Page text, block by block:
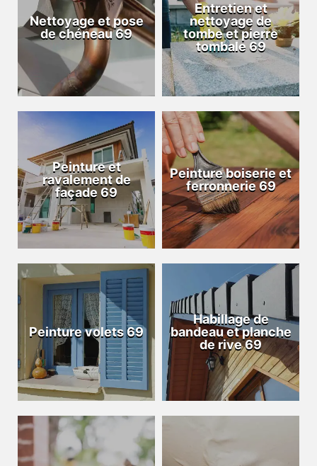
Nettoyage et pose
de chéneau 69
Entretien et
nettoyage de
tombe et pierre
tombale 69
Peinture et
ravalement de
façade 69
Peinture boiserie et
ferronnerie 69
Peinture volets 69
Habillage de
bandeau et planche
de rive 69